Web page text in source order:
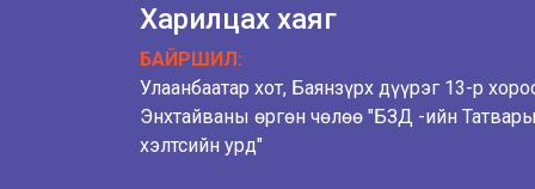
Харилцах хаяг
БАЙРШИЛ:
Улаанбаатар хот, Баянзүрх дүүрэг 13-р
Энхтайваны өргөн чөлөө "БЗД -ийн
хэлтсийн урд"